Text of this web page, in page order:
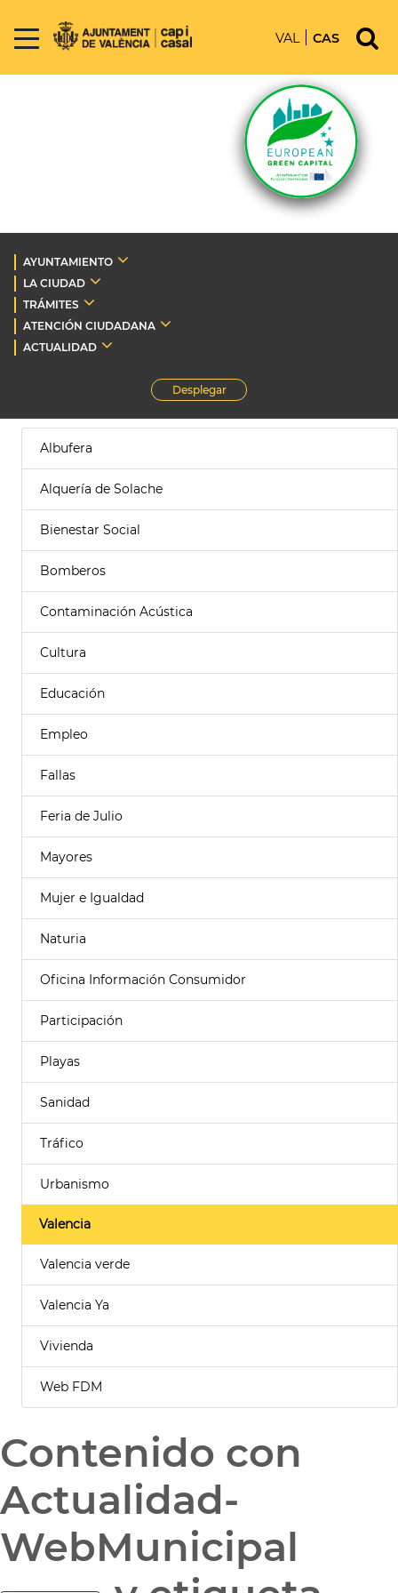
VAL CAS
AYUNTAMIENTO
LA CIUDAD
TRÁMITES
ATENCIÓN CIUDADANA
ACTUALIDAD
Desplegar
Albufera
Alquería de Solache
Bienestar Social
Bomberos
Contaminación Acústica
Cultura
Educación
Empleo
Fallas
Feria de Julio
Mayores
Mujer e Igualdad
Naturia
Oficina Información Consumidor
Participación
Playas
Sanidad
Tráfico
Urbanismo
Valencia
Valencia verde
Valencia Ya
Vivienda
Web FDM
Contenido con
Actualidad-
WebMunicipal